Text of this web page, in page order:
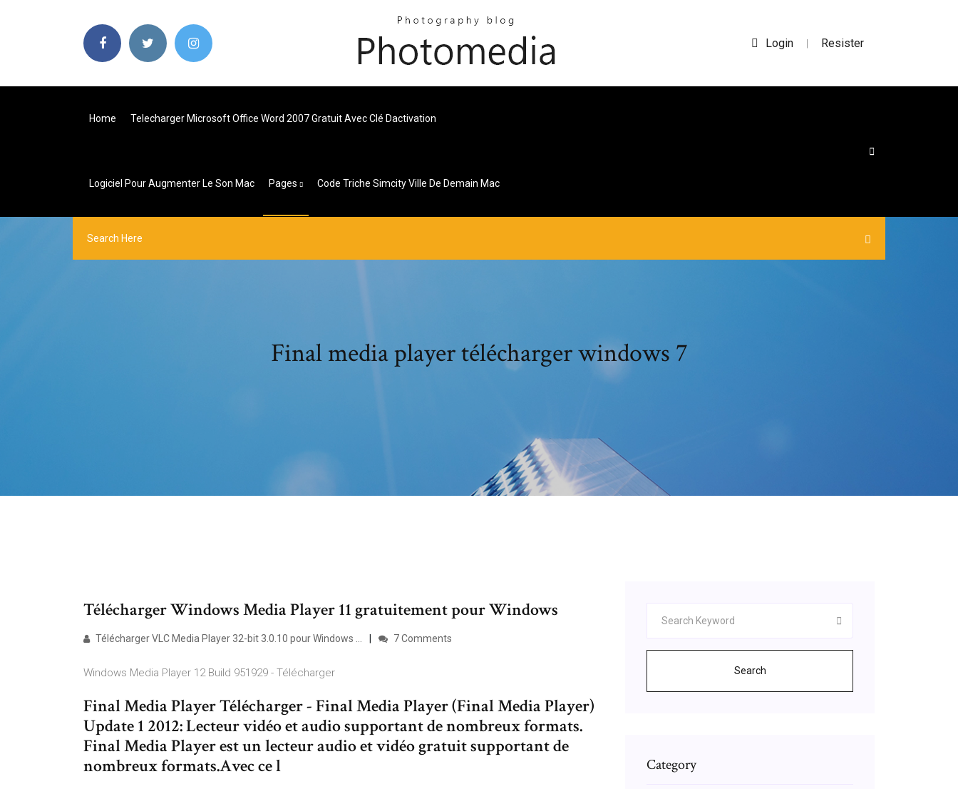
Login | Resister
Home Telecharger Microsoft Office Word 2007 Gratuit Avec Clé Dactivation
Logiciel Pour Augmenter Le Son Mac Pages Code Triche Simcity Ville De Demain Mac
Final media player télécharger windows 7
Télécharger Windows Media Player 11 gratuitement pour Windows
Télécharger VLC Media Player 32-bit 3.0.10 pour Windows ... 7 Comments
Windows Media Player 12 Build 951929 - Télécharger
Final Media Player Télécharger - Final Media Player (Final Media Player)
Update 1 2012: Lecteur vidéo et audio supportant de nombreux formats.
Final Media Player est un lecteur audio et vidéo gratuit supportant de
nombreux formats.Avec ce l
Search
Category